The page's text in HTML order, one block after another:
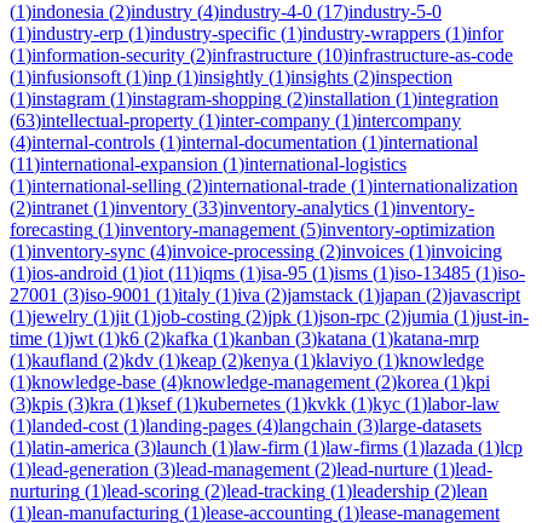
(1)indonesia (2)industry (4)industry-4-0 (17)industry-5-0
(1)industry-erp (1)industry-specific (1)industry-wrappers (1)infor
(1)information-security (2)infrastructure (10)infrastructure-as-code
(1)infusionsoft (1)inp (1)insightly (1)insights (2)inspection
(1)instagram (1)instagram-shopping (2)installation (1)integration
(63)intellectual-property (1)inter-company (1)intercompany
(4)internal-controls (1)internal-documentation (1)international
(11)international-expansion (1)international-logistics
(1)international-selling (2)international-trade (1)internationalization
(2)intranet (1)inventory (33)inventory-analytics (1)inventory-
forecasting (1)inventory-management (5)inventory-optimization
(1)inventory-sync (4)invoice-processing (2)invoices (1)invoicing
(1)ios-android (1)iot (11)iqms (1)isa-95 (1)isms (1)iso-13485 (1)iso-
27001 (3)iso-9001 (1)italy (1)iva (2)jamstack (1)japan (2)javascript
(1)jewelry (1)jit (1)job-costing (2)jpk (1)json-rpc (2)jumia (1)just-in-
time (1)jwt (1)k6 (2)kafka (1)kanban (3)katana (1)katana-mrp
(1)kaufland (2)kdv (1)keap (2)kenya (1)klaviyo (1)knowledge
(1)knowledge-base (4)knowledge-management (2)korea (1)kpi
(3)kpis (3)kra (1)ksef(1)kubernetes (1)kvkk (1)kyc (1)labor-law
(1)landed-cost (1)landing-pages (4)langchain (3)large-datasets
(1)latin-america (3)launch (1)law-firm (1)law-firms (1)lazada (1)lcp
(1)lead-generation (3)lead-management (2)lead-nurture (1)lead-
nurturing (1)lead-scoring (2)lead-tracking (1)leadership (2)lean
(1)lean-manufacturing (1)lease-accounting (1)lease-management